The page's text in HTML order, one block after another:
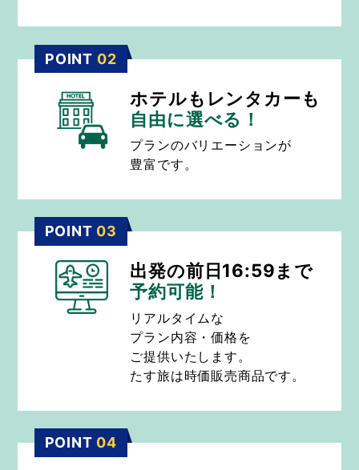
POINT 02
ホテルもレンタカーも
自由に選べる！
プランのバリエーションが
豊富です。
POINT 03
出発の前日16:59まで
予約可能！
リアルタイムな
プラン内容・価格を
ご提供いたします。
たす旅は時価販売商品です。
POINT 04